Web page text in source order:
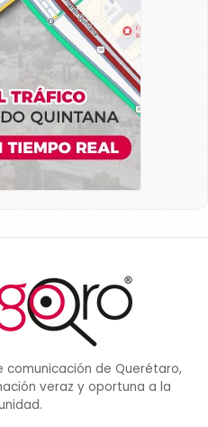
comunicación de Querétaro,
veraz y oportuna a la